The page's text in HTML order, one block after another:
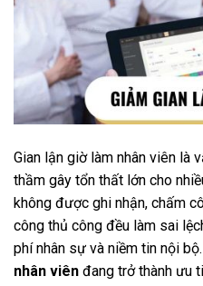
Gian lận giờ làm nhân viên là
thầm gây tổn thất lớn cho
không được ghi nhận, chấm
công thủ công đều làm sai
phí nhân sự và niềm tin nội
nhân viên đang trở thành ưu